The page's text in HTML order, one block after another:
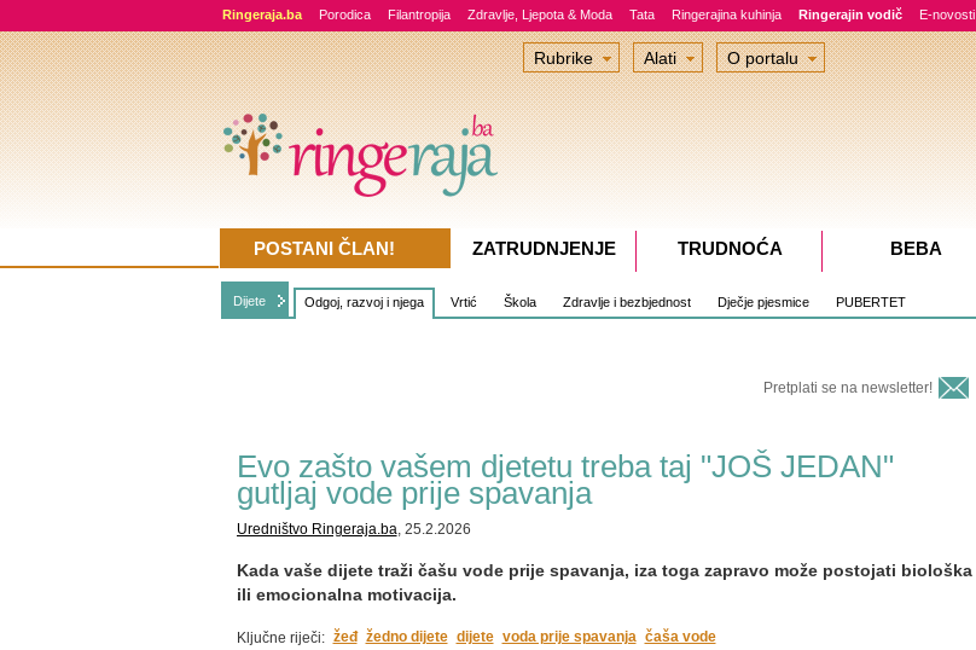
Ringeraja.ba Porodica Filantropija Zdravlje, Ljepota & Moda Tata Ringerajina kuhinja Ringerajin vodič E-novosti
Dijete Odgoj, razvoj i njega Vrtić Škola Zdravlje i bezbjednost Dječje pjesmice PUBERTET
Pretplati se na newsletter!
Evo zašto vašem djetetu treba taj "JOŠ JEDAN"
gutljaj vode prije spavanja
Uredništvo Ringeraja.ba, 25.2.2026
Kada vaše dijete traži čašu vode prije spavanja, iza toga zapravo može postojati biološka
ili emocionalna motivacija.
Ključne riječi: žeđ žedno dijete dijete voda prije spavanja čaša vode
Rubrike Alati O portalu
POSTANI ČLAN! ZATRUDNJENJE TRUDNOĆA BEBA